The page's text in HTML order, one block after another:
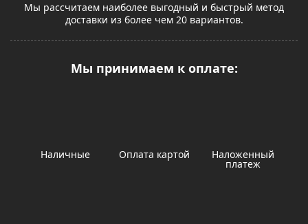
Мы рассчитаем наиболее выгодный и быстрый метод
доставки из более чем 20 вариантов.
Мы принимаем к оплате:
Наличные Оплата картой Наложенный
платеж